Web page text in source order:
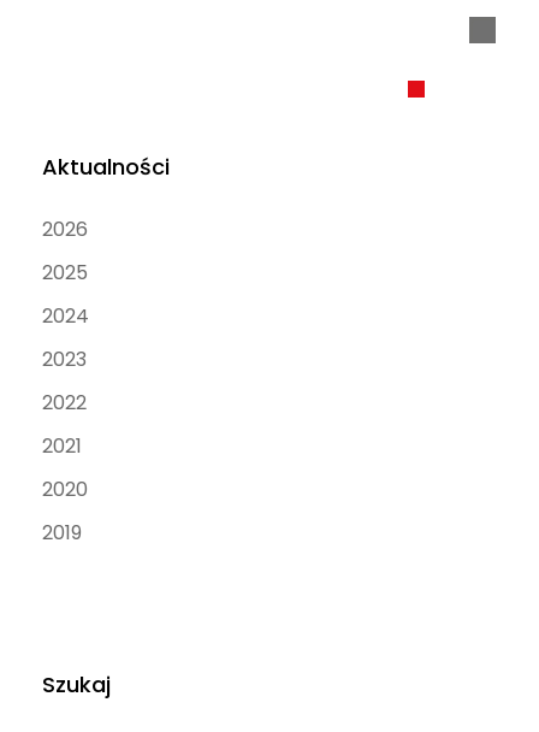
Aktualności
2026
2025
2024
2023
2022
2021
2020
2019
Szukaj